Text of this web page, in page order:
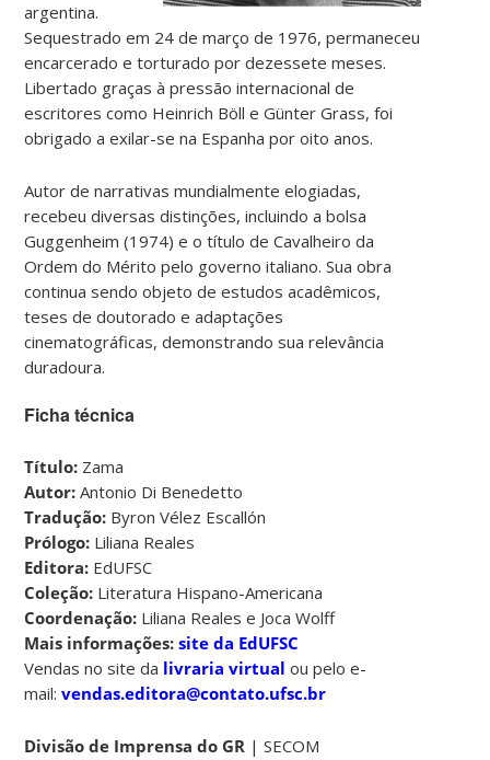
argentina.
Sequestrado em 24 de março de 1976, permaneceu
encarcerado e torturado por dezessete meses.
Libertado graças à pressão internacional de
escritores como Heinrich Böll e Günter Grass, foi
obrigado a exilar-se na Espanha por oito anos.
Autor de narrativas mundialmente elogiadas,
recebeu diversas distinções, incluindo a bolsa
Guggenheim (1974) e o título de Cavalheiro da
Ordem do Mérito pelo governo italiano. Sua obra
continua sendo objeto de estudos acadêmicos,
teses de doutorado e adaptações
cinematográficas, demonstrando sua relevância
duradoura.
Ficha técnica
Título: Zama
Autor: Antonio Di Benedetto
Tradução: Byron Vélez Escallón
Prólogo: Liliana Reales
Editora: EdUFSC
Coleção: Literatura Hispano-Americana
Coordenação: Liliana Reales e Joca Wolff
Mais informações:site da EdUFSC
Vendas no site da livraria virtual ou pelo e-
mail:vendas.editora@contato.ufsc.br
Divisão de Imprensa do GR | SECOM